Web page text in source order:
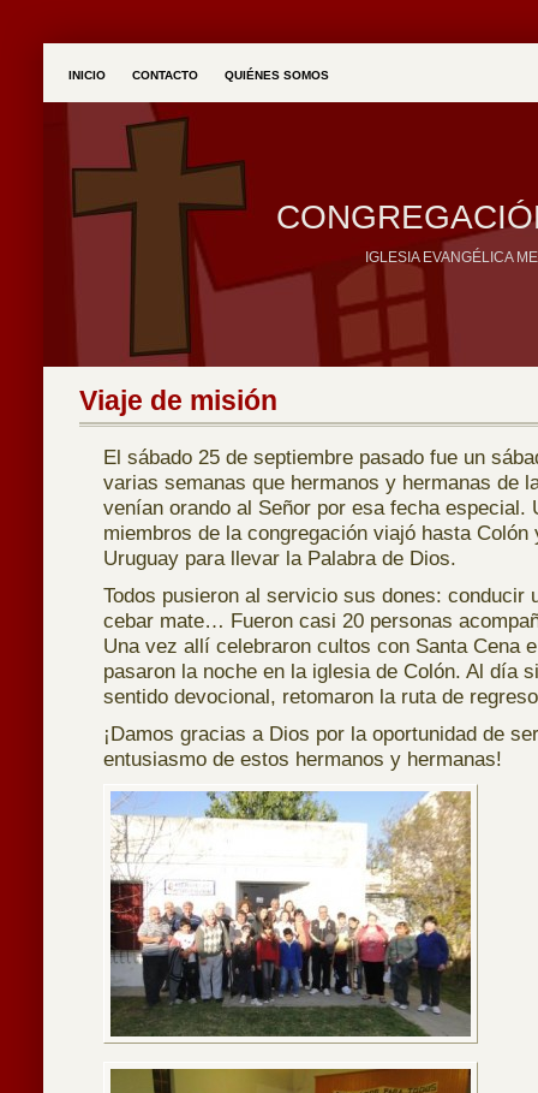
INICIO CONTACTO QUIÉNES SOMOS
IGLESIA EVANGÉLICA
Viaje de misión
El sábado 25 de septiembre pasado fue un
varias semanas que hermanos y hermanas de
venían orando al Señor por esa fecha especial.
miembros de la congregación viajó hasta Colón
Uruguay para llevar la Palabra de Dios.
Todos pusieron al servicio sus dones: conducir
cebar mate… Fueron casi 20 personas
Una vez allí celebraron cultos con Santa Cena
pasaron la noche en la iglesia de Colón. Al día
sentido devocional, retomaron la ruta de
¡Damos gracias a Dios por la oportunidad de
entusiasmo de estos hermanos y hermanas!